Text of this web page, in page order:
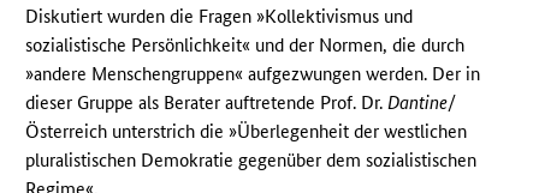
Diskutiert wurden die Fragen »Kollektivismus und
sozialistische Persönlichkeit« und der Normen, die durch
»andere Menschengruppen« aufgezwungen werden. Der in
dieser Gruppe als Berater auftretende Prof. Dr. Dantine/
Österreich unterstrich die »Überlegenheit der westlichen
pluralistischen Demokratie gegenüber dem sozialistischen
Regime«.